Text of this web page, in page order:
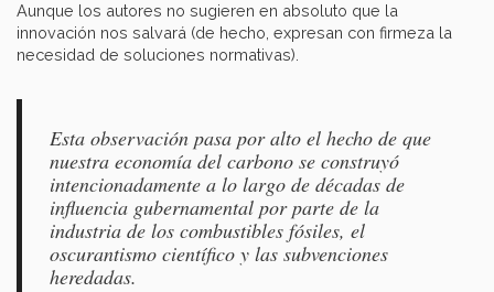
Aunque los autores no sugieren en absoluto que la
innovación nos salvará (de hecho, expresan con firmeza la
necesidad de soluciones normativas).
Esta observación pasa por alto el hecho de que
nuestra economía del carbono se construyó
intencionadamente a lo largo de décadas de
influencia gubernamental por parte de la
industria de los combustibles fósiles, el
oscurantismo científico y las subvenciones
heredadas.